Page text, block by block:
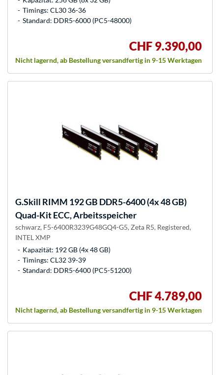
Timings: CL30 36-36
Standard: DDR5-6000 (PC5-48000)
CHF 9.390,00
Nicht lagernd, ab Bestellung versandfertig in 9-15 Werktagen
G.Skill RIMM 192 GB DDR5-6400 (4x 48 GB)
Quad-Kit ECC, Arbeitsspeicher
schwarz, F5-6400R3239G48GQ4-G5, Zeta R5, Registered,
INTEL XMP
Kapazität: 192 GB (4x 48 GB)
Timings: CL32 39-39
Standard: DDR5-6400 (PC5-51200)
CHF 4.789,00
Nicht lagernd, ab Bestellung versandfertig in 9-15 Werktagen